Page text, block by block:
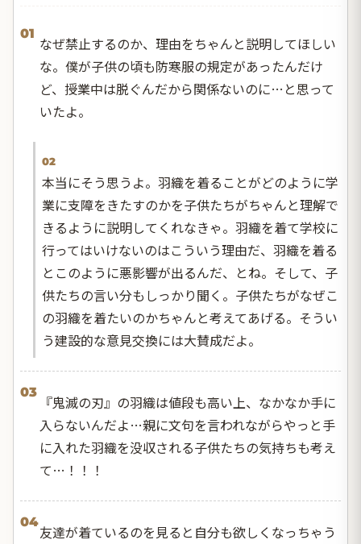
01
なぜ禁止するのか、理由をちゃんと説明してほしい
な。僕が子供の頃も防寒服の規定があったんだけ
ど、授業中は脱ぐんだから関係ないのに…と思って
いたよ。
02
本当にそう思うよ。羽織を着ることがどのように学
業に支障をきたすのかを子供たちがちゃんと理解で
きるように説明してくれなきゃ。羽織を着て学校に
行ってはいけないのはこういう理由だ、羽織を着る
とこのように悪影響が出るんだ、とね。そして、子
供たちの言い分もしっかり聞く。子供たちがなぜこ
の羽織を着たいのかちゃんと考えてあげる。そうい
う建設的な意見交換には大賛成だよ。
03
『鬼滅の刃』の羽織は値段も高い上、なかなか手に
入らないんだよ…親に文句を言われながらやっと手
に入れた羽織を没収される子供たちの気持ちも考え
て…！！！
04
友達が着ているのを見ると自分も欲しくなっちゃう